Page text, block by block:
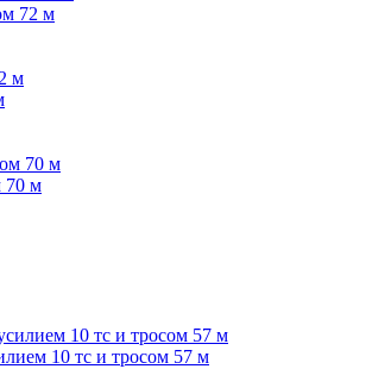
72 м
70 м
10 тс и тросом 57 м